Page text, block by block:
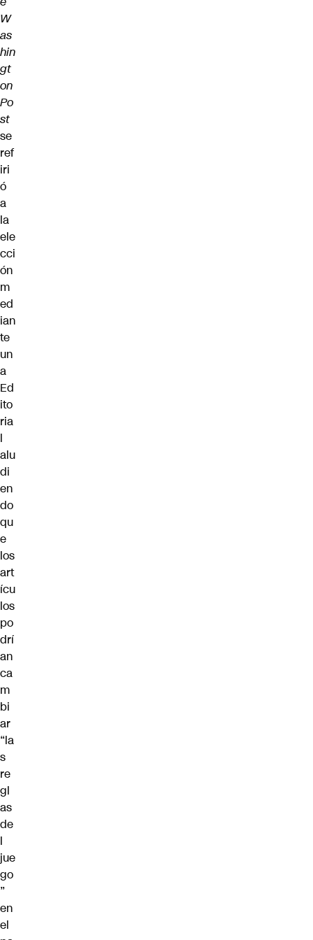
W
as
hin
gt
on
Po
st
se
ref
iri
ó
a
la
ele
cci
ón
m
ed
ian
te
un
a
Ed
ito
ria
l
alu
di
en
do
qu
e
los
art
ícu
los
po
drí
an
ca
m
bi
ar
“la
s
re
gl
as
de
l
jue
go
”
en
el